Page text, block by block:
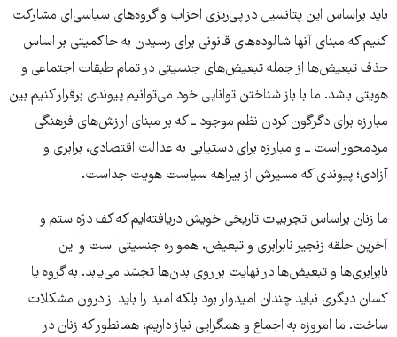
باید براساس این پتانسیل در پی‌ریزی احزاب و گروه‌های سیاسی‌ای مشارکت
کنیم که مبنای آنها شالوده‌های قانونی برای رسیدن به حاکمیتی بر اساس
حذف تبعیض‌ها از جمله تبعیض‌های جنسیتی در تمام طبقات اجتماعی و
هویتی باشد. ما با باز شناختن توانایی خود می‌توانیم پیوندی برقرار کنیم بین
مبارزه برای دگرگون کردن نظم موجود ــ که بر مبنای ارزش‌های فرهنگی
مردمحور است ــ و مبارزه برای دستیابی به عدالت اقتصادی، برابری و
آزادی؛ پیوندی که مسیرش از بیراهه سیاست هویت جداست.
ما زنان براساس تجربیات تاریخی خویش دریافته‌ایم که کف درّه‌ ستم و
آخرین حلقه‌ زنجیر نابرابری و تبعیض، همواره جنسیتی است و این
نابرابری‌ها و تبعیض‌ها در نهایت بر روی بدن‌ها تجسّد می‌یابد. به گروه یا
کسان دیگری نباید چندان امیدوار بود بلکه امید را باید از درون مشکلات
ساخت. ما امروزه به اجماع و همگرایی نیاز داریم، همانطور که زنان در